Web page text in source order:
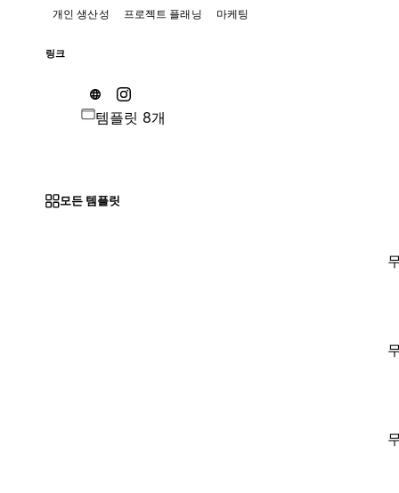
개인 생산성 프로젝트 플래닝 마케팅
링크
템플릿 8개
모든 템플릿